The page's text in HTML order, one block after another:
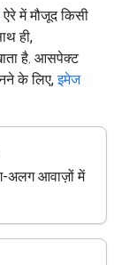
ऐरे में मौजूद किसी
ही,
है. आसपेक्ट
के लिए,इमेज
अलग आवाज़ों में